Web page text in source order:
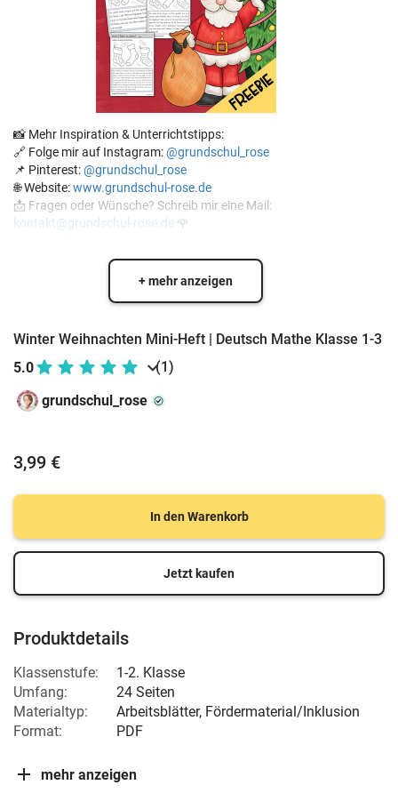
📸 Mehr Inspiration & Unterrichtstipps:
🔗 Folge mir auf Instagram:@grundschul_rose
📌 Pinterest:@grundschul_rose
🌐 Website:www.grundschul-rose.de
📩 Fragen oder Wünsche? Schreib mir eine Mail:
kontakt@grundschul-rose.de 🌹
+ mehr anzeigen
Winter Weihnachten Mini-Heft | Deutsch Mathe Klasse 1-3
5.0
(1)
grundschul_rose
3,99 €
In den Warenkorb
Jetzt kaufen
Produktdetails
Klassenstufe:
1-2. Klasse
Umfang:
24 Seiten
Materialtyp:
Arbeitsblätter, Fördermaterial/Inklusion
Format:
PDF
mehr anzeigen